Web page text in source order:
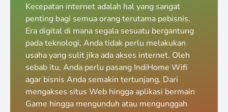
Kecepatan internet adalah hal yang sangat
penting bagi semua orang terutama pebisnis.
Era digital di mana segala sesuatu bergantung
pada teknologi, Anda tidak perlu melakukan
usaha yang sulit jika ada akses internet. Oleh
sebab itu, Anda perlu pasang IndiHome Wifi
agar bisnis Anda semakin tertunjang. Dari
mengakses situs Web hingga aplikasi bermain
Game hingga mengunduh atau mengunggah